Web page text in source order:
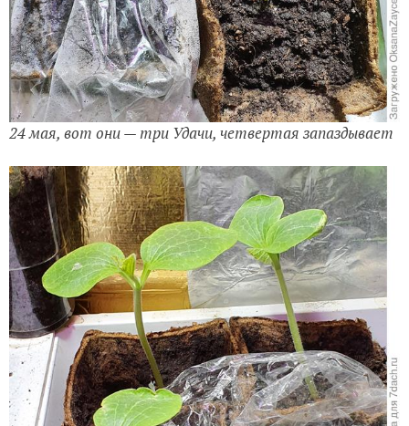
24 мая, вот они — три Удачи, четвертая запаздывает